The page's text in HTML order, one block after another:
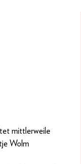
mittlerweile
Wolm